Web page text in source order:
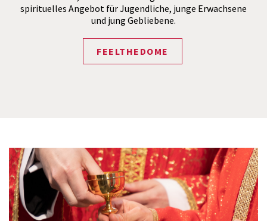
spirituelles Angebot für Jugendliche, junge Erwachsene
und jung Gebliebene.
FEELTHEDOME